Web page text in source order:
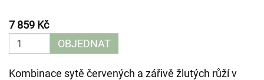
7 859 Kč
OBJEDNAT
Kombinace sytě červených a zářivě žlutých růží v